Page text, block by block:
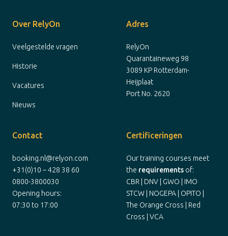
Over RelyOn
Veelgestelde vragen
Historie
Vacatures
Nieuws
Adres
RelyOn
Quarantaineweg 98
3089 KP Rotterdam-
Heijplaat
Port No. 2620
Contact
booking.nl@relyon.com
+31(0)10 – 428 38 60
0800-3800030
Opening hours:
07:30 to 17:00
Certificeringen
Our training courses meet
the requirements of:
CBR | DNV | GWO | IMO
STCW | NOGEPA | OPITO |
The Orange Cross | Red
Cross | VCA